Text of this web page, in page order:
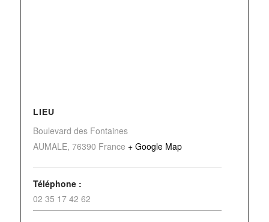
LIEU
Boulevard des Fontaines
AUMALE, 76390 France + Google Map
Téléphone :
02 35 17 42 62